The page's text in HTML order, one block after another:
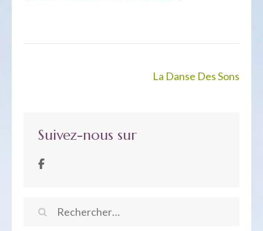
La Danse Des Sons
Suivez-nous sur
Rechercher :